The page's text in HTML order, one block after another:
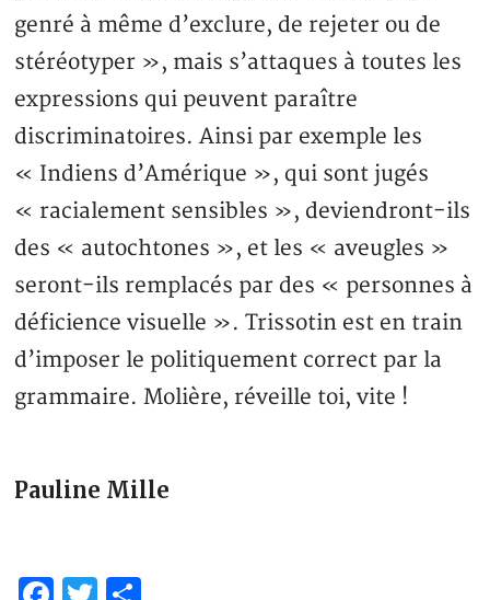
genré à même d’exclure, de rejeter ou de
stéréotyper », mais s’attaques à toutes les
expressions qui peuvent paraître
discriminatoires. Ainsi par exemple les
« Indiens d’Amérique », qui sont jugés
« racialement sensibles », deviendront-ils
des « autochtones », et les « aveugles »
seront-ils remplacés par des « personnes à
déficience visuelle ». Trissotin est en train
d’imposer le politiquement correct par la
grammaire. Molière, réveille toi, vite !
Pauline Mille